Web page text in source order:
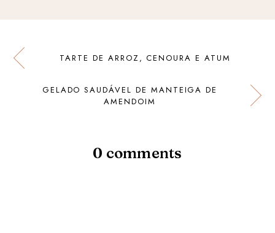
TARTE DE ARROZ, CENOURA E ATUM
GELADO SAUDÁVEL DE MANTEIGA DE
AMENDOIM
0 comments